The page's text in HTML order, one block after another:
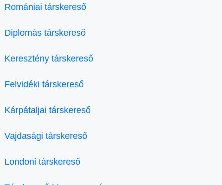
Romániai társkereső
Diplomás társkereső
Keresztény társkereső
Felvidéki társkereső
Kárpátaljai társkereső
Vajdasági társkereső
Londoni társkereső